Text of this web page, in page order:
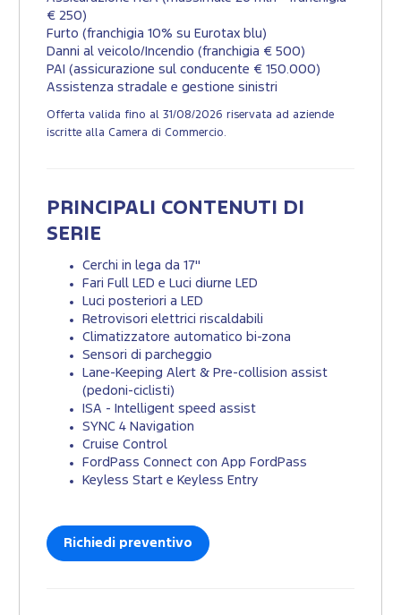
€ 250)
Furto (franchigia 10% su Eurotax blu)
Danni al veicolo/Incendio (franchigia € 500)
PAI (assicurazione sul conducente € 150.000)
Assistenza stradale e gestione sinistri
Offerta valida fino al 31/08/2026 riservata ad aziende
iscritte alla Camera di Commercio.
PRINCIPALI CONTENUTI DI
SERIE
Cerchi in lega da 17"
Fari Full LED e Luci diurne LED
Luci posteriori a LED
Retrovisori elettrici riscaldabili
Climatizzatore automatico bi-zona
Sensori di parcheggio
Lane-Keeping Alert & Pre-collision assist
(pedoni-ciclisti)
ISA - Intelligent speed assist
SYNC 4 Navigation
Cruise Control
FordPass Connect con App FordPass
Keyless Start e Keyless Entry
Richiedi preventivo